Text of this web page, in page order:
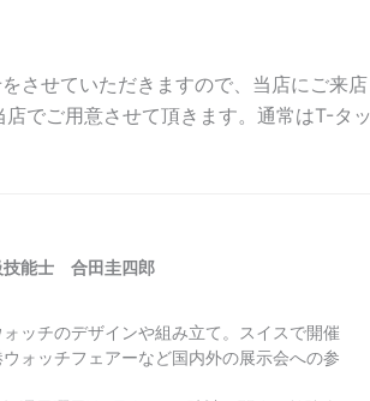
させていただきますので、当店にご来店
でご用意させて頂きます。通常はT-タッ
技能士 合田圭四郎
ッチのデザインや組み立て。スイスで開催
ォッチフェアーなど国内外の展示会への参